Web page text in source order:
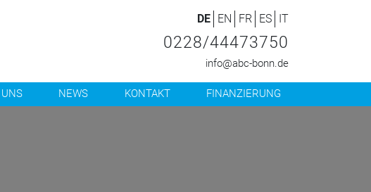
DE EN FR ES IT
0228/44473750
info@abc-bonn.de
NEWS KONTAKT FINANZIERUNG